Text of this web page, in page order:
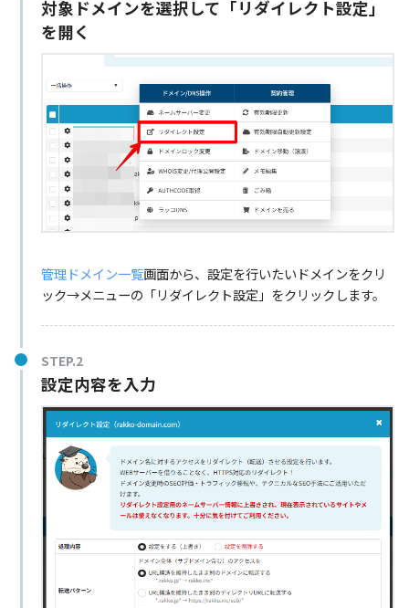
対象ドメインを選択して「リダイレクト設定」
を開く
管理ドメイン一覧画面から、設定を行いたいドメインをクリ
ック→メニューの「リダイレクト設定」をクリックします。
STEP.2
設定内容を入力